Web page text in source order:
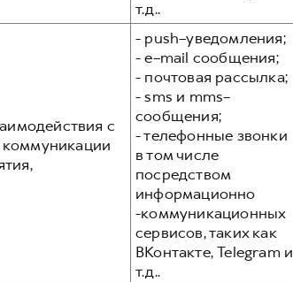
т.д..
с
коммуникации
- push–уведомления;
- e–mail сообщения;
- почтовая рассылка;
- sms и mms–
сообщения;
- телефонные звонки
в том числе
посредством
информационно
-коммуникационных
сервисов, таких как
ВКонтакте, Telegram и
т.д..